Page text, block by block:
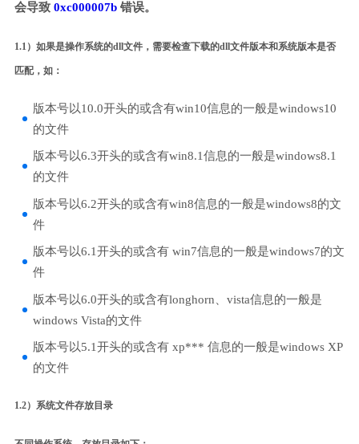
会导致 0xc000007b错误。
1.1）如果是操作系统的dll文件，需要检查下载的dll文件版本和系统版本是否
匹配，如：
版本号以10.0开头的或含有win10信息的一般是windows10
的文件
版本号以6.3开头的或含有win8.1信息的一般是windows8.1
的文件
版本号以6.2开头的或含有win8信息的一般是windows8的文
件
版本号以6.1开头的或含有 win7信息的一般是windows7的文
件
版本号以6.0开头的或含有longhorn、vista信息的一般是
windows Vista的文件
版本号以5.1开头的或含有 xp*** 信息的一般是windows XP
的文件
1.2）系统文件存放目录